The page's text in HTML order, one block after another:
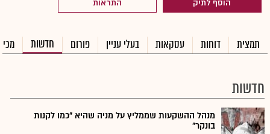
הוסף לתיק התראות
תמצית דוחות עסקאות בעלי עניין פורום חדשות
חדשות
מנהל ההשקעות שממליץ על מניה שהיא "כמו לקנות
בונקר"